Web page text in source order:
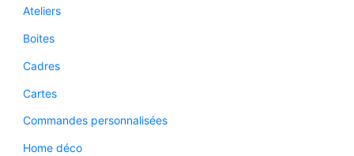
Ateliers
Boites
Cadres
Cartes
Commandes personnalisées
Home déco